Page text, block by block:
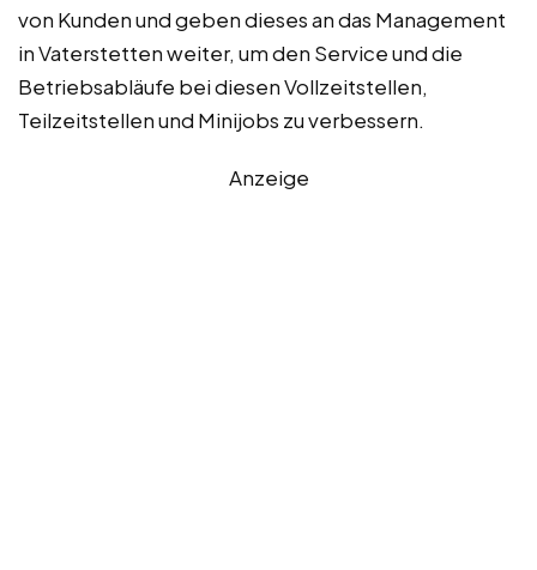
von Kunden und geben dieses an das Management
in Vaterstetten weiter, um den Service und die
Betriebsabläufe bei diesen Vollzeitstellen,
Teilzeitstellen und Minijobs zu verbessern.
Anzeige